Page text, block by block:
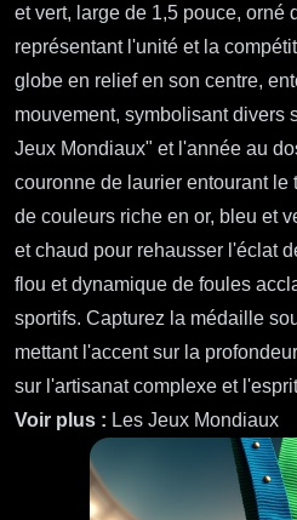
et vert, large de 1,5 pouce, orné
représentant l'unité et la
globe en relief en son centre,
mouvement, symbolisant divers
Jeux Mondiaux" et l'année au
couronne de laurier entourant le
de couleurs riche en or, bleu et
et chaud pour rehausser l'éclat
flou et dynamique de foules
sportifs. Capturez la médaille
mettant l'accent sur la
sur l'artisanat complexe et
Voir plus : Les Jeux Mondiaux